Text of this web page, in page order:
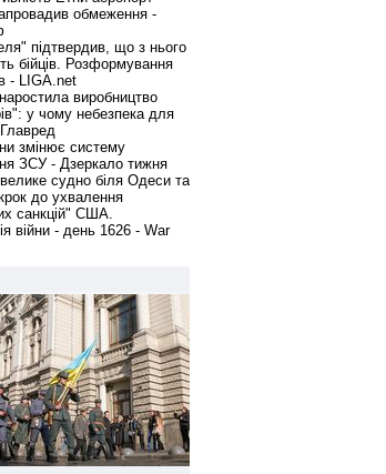
обмеження -
підтвердив, що з нього
бійців. Розформування
- LIGA.net
виробництво
у чому небезпека для
змінює систему
ЗСУ - Дзеркало тижня
судно біля Одеси та
до ухвалення
санкцій" США.
війни - день 1626 - War